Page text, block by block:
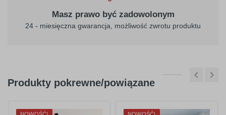
Masz prawo być zadowolonym
24 - miesięczna gwarancja, możliwość zwrotu produktu
Produkty pokrewne/powiązane